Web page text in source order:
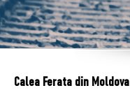
Calea Ferata din Moldova